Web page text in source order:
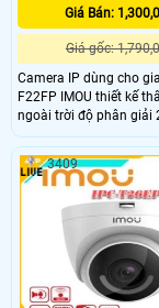
Giá Bán:
Giá gốc:
Camera IP dùng cho
F22FP IMOU thiết kế
ngoài trời độ phân giải
megapixel, Tầm quan
với công nghệ hồng
minh cùng các tính
minh khác làm tăng
3409